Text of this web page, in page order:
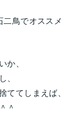
鳥でオススメ
か、
、
ててしまえば、
＾